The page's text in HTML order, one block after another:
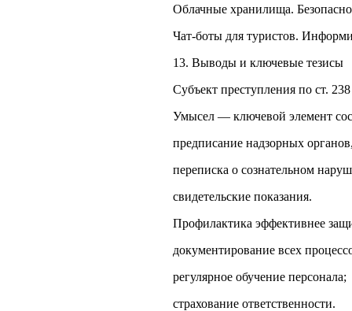
Облачные хранилища.
Чат‑боты для туристов.
13. Выводы и ключевые тезисы
Субъект преступления по ст.
Умысел — ключевой элемент
предписание надзорных
переписка о сознательном
свидетельские показания.
Профилактика эффективнее
документирование всех
регулярное обучение персонала;
страхование ответственности.